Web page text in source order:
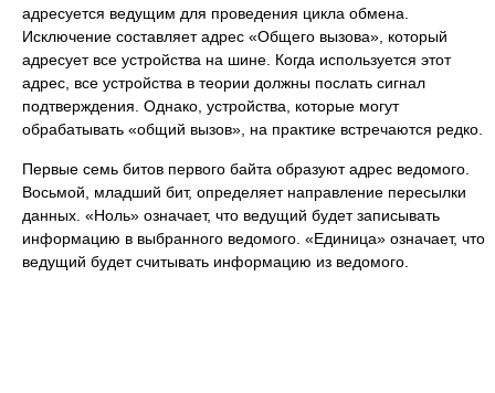
адресуется ведущим для проведения цикла обмена.
Исключение составляет адрес «Общего вызова», который
адресует все устройства на шине. Когда используется этот
адрес, все устройства в теории должны послать сигнал
подтверждения. Однако, устройства, которые могут
обрабатывать «общий вызов», на практике встречаются редко.
Первые семь битов первого байта образуют адрес ведомого.
Восьмой, младший бит, определяет направление пересылки
данных. «Ноль» означает, что ведущий будет записывать
информацию в выбранного ведомого. «Единица» означает, что
ведущий будет считывать информацию из ведомого.